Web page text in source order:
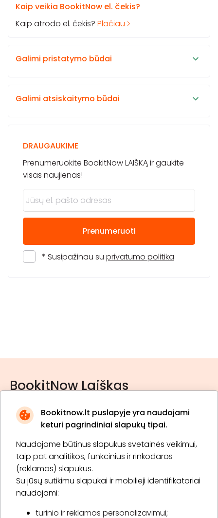
Bookitnow.lt puslapyje yra naudojami
keturi pagrindiniai slapukų tipai.
Naudojame būtinus slapukus svetainės veikimui,
taip pat analitikos, funkcinius ir rinkodaros
(reklamos) slapukus.
Su jūsų sutikimu slapukai ir mobilieji identifikatoriai
naudojami:
turinio ir reklamos personalizavimui;
Kaip veikia BookitNow el. čekis?
Kaip atrodo el. čekis? Plačiau
Galimi pristatymo būdai
Galimi atsiskaitymo būdai
DRAUGAUKIME
Prenumeruokite BookitNow LAIŠKĄ ir gaukite
visas naujienas!
Prenumeruoti
* Susipažinau su privatumo politika
BookitNow Laiškas
* Susipažinau su privatumo politika
Prenumeruoti